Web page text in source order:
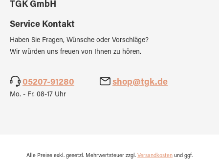
TGK GmbH
Service Kontakt
Haben Sie Fragen, Wünsche oder Vorschläge?
Wir würden uns freuen von Ihnen zu hören.
05207-91280 shop@tgk.de
Mo. - Fr. 08-17 Uhr
Alle Preise exkl. gesetzl. Mehrwertsteuer zzgl. Versandkosten und ggf.